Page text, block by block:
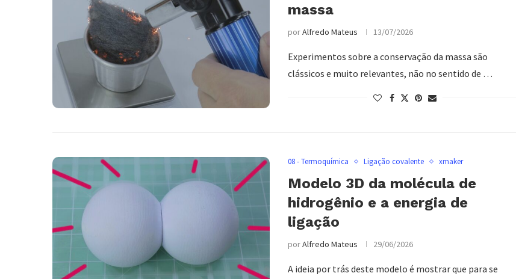
massa
porAlfredo Mateus 13/07/2026
Experimentos sobre a conservação da massa são
clássicos e muito relevantes, não no sentido de …
08 - Termoquímica Ligação covalente xmaker
Modelo 3D da molécula de
hidrogênio e a energia de
ligação
porAlfredo Mateus 29/06/2026
A ideia por trás deste modelo é mostrar que para se